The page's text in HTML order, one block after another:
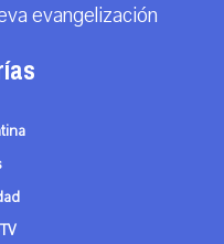
evangelización